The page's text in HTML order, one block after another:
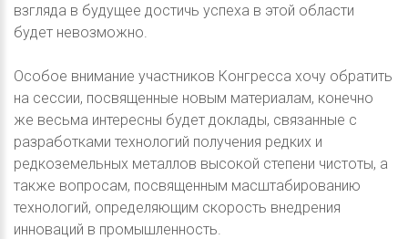
взгляда в будущее достичь успеха в этой области
будет невозможно.
Особое внимание участников Конгресса хочу обратить
на сессии, посвященные новым материалам, конечно
же весьма интересны будет доклады, связанные с
разработками технологий получения редких и
редкоземельных металлов высокой степени чистоты, а
также вопросам, посвященным масштабированию
технологий, определяющим скорость внедрения
инноваций в промышленность.